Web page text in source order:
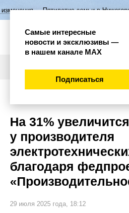
Пятилетие семьи в Нижегородской
На 31%
у производителя
благодаря
29 июля 2025 года, 18:12
Самые интересные
новости и эксклюзивы —
в нашем канале МАХ
Подписаться